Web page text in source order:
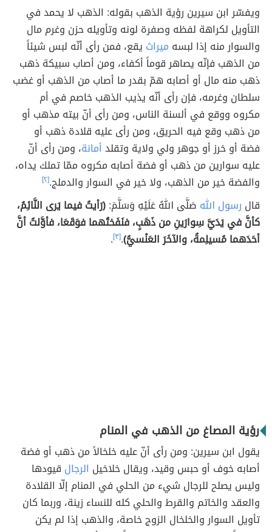
ويفسّر ابن سيرين رؤية الذهب بقوله: الذهب لا يحمد في
التأويل لكراهة لفظه وصفرة لونه وتأويله حزن وغرم مال
والسوار منه إذا لبسه ميراث يقع، فمن رأى أنّه لبس شيئاً
من الذهب فإنّه يصاهر قوماً أكفاء، ومن أصاب سبيكة ذهب
ذهب منه مال أو أصابه همّ بقدر ما أصاب من الذهب أو غضب
سلطان وغرمه، فإن رأى أنّه يذيب الذهب خاصم في أم
مكروه ووقع في ألسنة الناس، ومن رأى أنّ بيته مذهب أو
من ذهب وقع فيه الحريق، ومن رأى عليه قلادة ذهب أو
فضة أو خرز أو جوهر ولي ولاية وتقلدأمانة، ومن رأى أنّ
عليه سوارين من ذهب أو فضة أصابه مكروه ممّا تملك يداه،
والفضة خير من الذهب، ولا خير في السوار والدملج.[٢]
قال رسول الله صَلَّى اللهُ عَلَيْهِ وَسَلَّمَ:(رَأيتُ فيما يَرى النَّائِمُ،
كأنَّ في يَدَيَّ سِوارَينِ من ذَهَبٍ، فنَفَختُهما فوَقَعَا، فأوَّلتُ أنَّ
أحَدَهما مُسيلِمةُ، والآخَرَ العَنْسيُّ).[٣] .
رؤية المصاغ من الذهب في المنام
يقول ابن سيرين: ومن رأى أنّ عليه خلخالاً من ذهب أو فضة
أصابه خوف أو حبس وقيد، ويقال خلاخيل الرجال قيودها
وليس يصلح للرجال شيء من الحلي في المنام إلّا القلادة
والعقد والخاتم والقرط والحلي كله للنساء زينة، وربما كان
تأويل السوار والخلخال الزوج خاصة، والذهب إذا لم يكن